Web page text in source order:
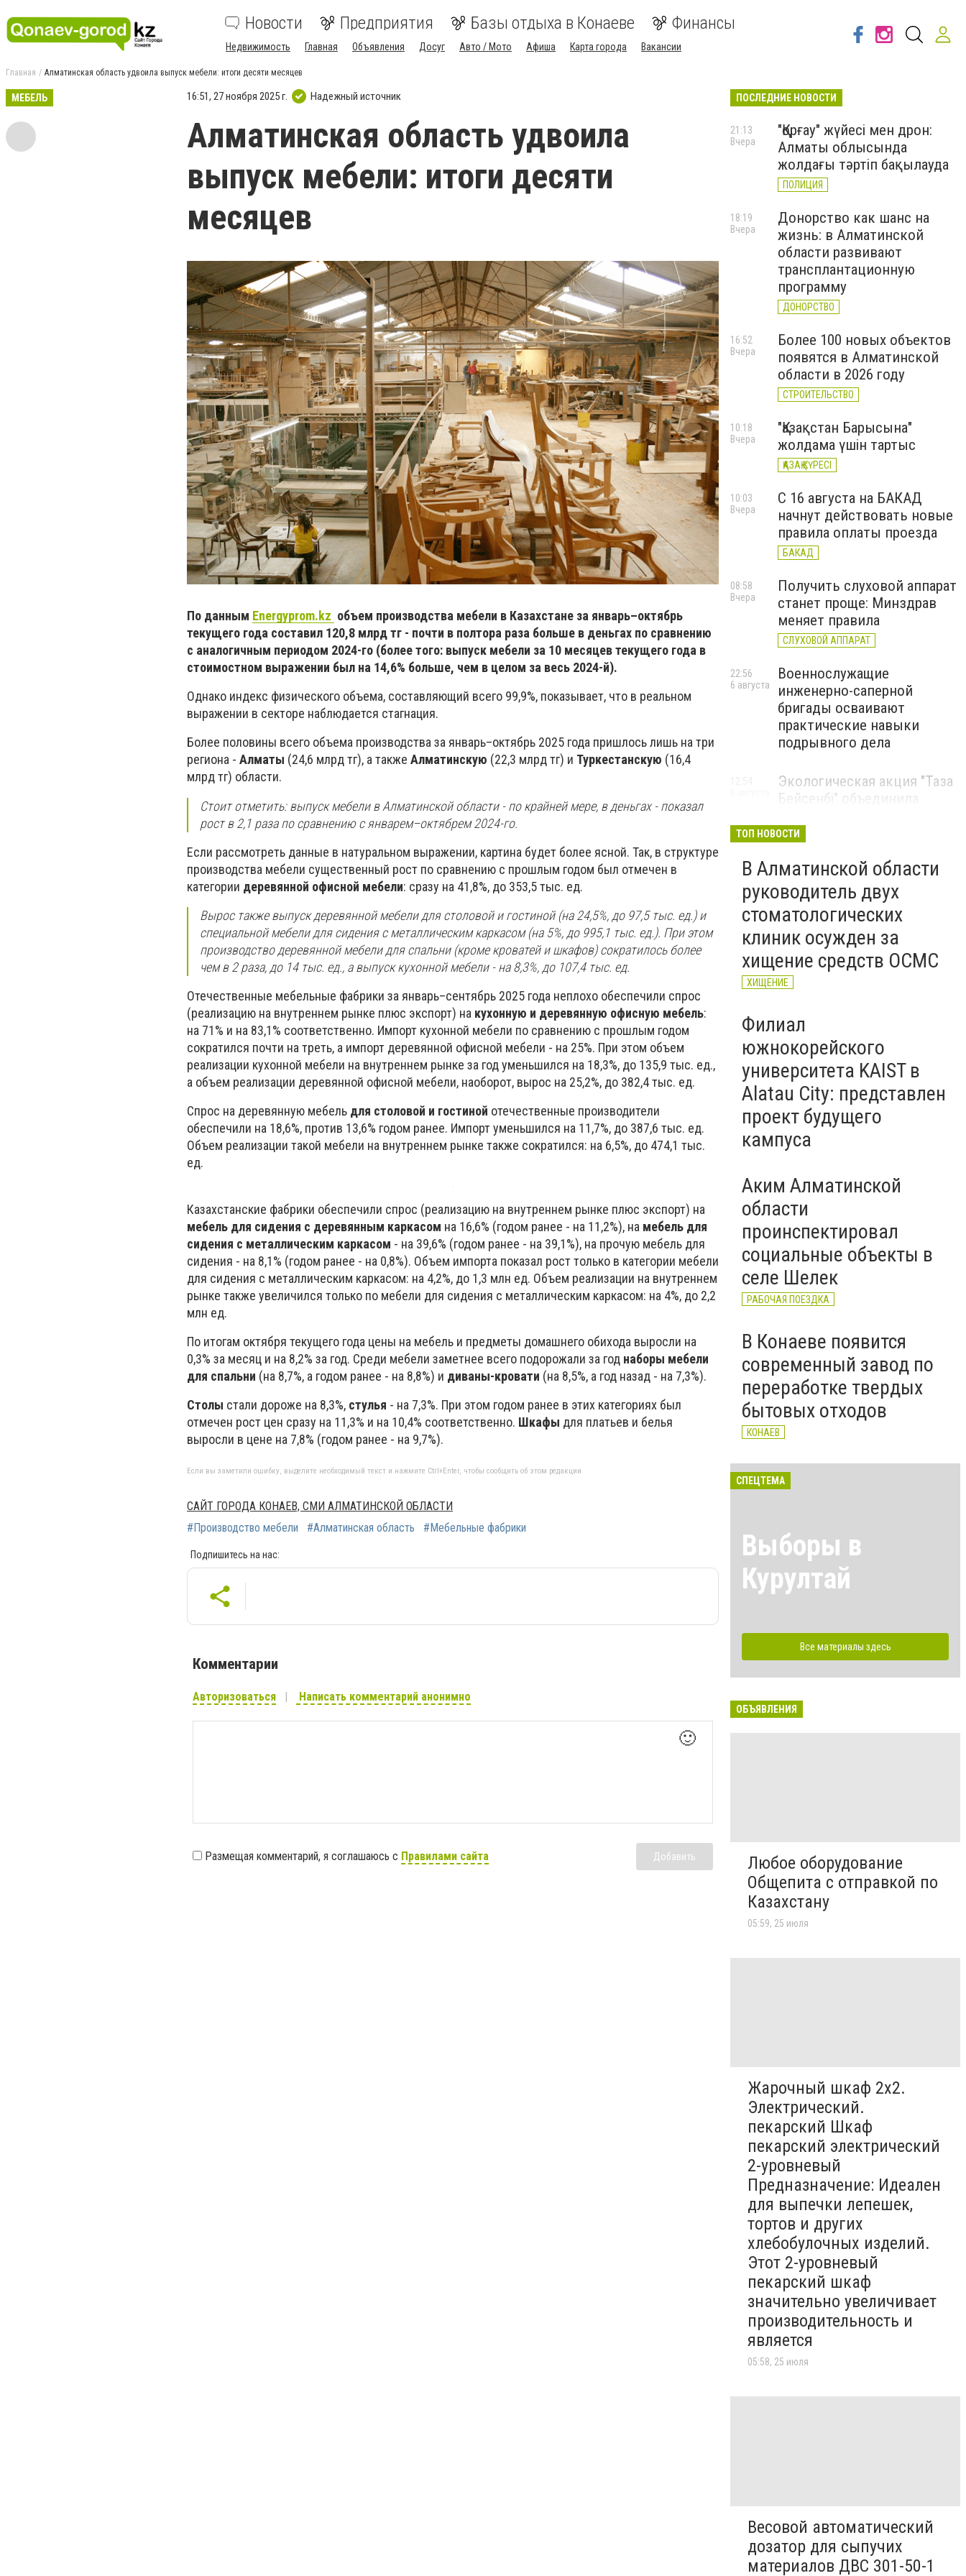
Новости Предприятия Базы отдыха в Конаеве Финансы
Недвижимость Главная Объявления Досуг Авто / Мото Афиша Карта города Вакансии
Главная Алматинская область удвоила выпуск мебели: итоги десяти месяцев
МЕБЕЛЬ 16:51, 27 ноября 2025 г. Надежный источник
Алматинская область удвоила
выпуск мебели: итоги десяти
месяцев
По данным Energyprom.kz объем производства мебели в Казахстане за январь–октябрь
текущего года составил 120,8 млрд тг - почти в полтора раза больше в деньгах по сравнению
с аналогичным периодом 2024-го (более того: выпуск мебели за 10 месяцев текущего года в
стоимостном выражении был на 14,6% больше, чем в целом за весь 2024-й).
Однако индекс физического объема, составляющий всего 99,9%, показывает, что в реальном
выражении в секторе наблюдается стагнация.
Более половины всего объема производства за январь–октябрь 2025 года пришлось лишь на три
региона - Алматы (24,6 млрд тг), а также Алматинскую (22,3 млрд тг) и Туркестанскую (16,4
млрд тг) области.
Стоит отметить: выпуск мебели в Алматинской области - по крайней мере, в деньгах - показал
рост в 2,1 раза по сравнению с январем–октябрем 2024-го.
Если рассмотреть данные в натуральном выражении, картина будет более ясной. Так, в структуре
производства мебели существенный рост по сравнению с прошлым годом был отмечен в
категории деревянной офисной мебели: сразу на 41,8%, до 353,5 тыс. ед.
Вырос также выпуск деревянной мебели для столовой и гостиной (на 24,5%, до 97,5 тыс. ед.) и
специальной мебели для сидения с металлическим каркасом (на 5%, до 995,1 тыс. ед.). При этом
производство деревянной мебели для спальни (кроме кроватей и шкафов) сократилось более
чем в 2 раза, до 14 тыс. ед., а выпуск кухонной мебели - на 8,3%, до 107,4 тыс. ед.
Отечественные мебельные фабрики за январь–сентябрь 2025 года неплохо обеспечили спрос
(реализацию на внутреннем рынке плюс экспорт) на кухонную и деревянную офисную мебель:
на 71% и на 83,1% соответственно. Импорт кухонной мебели по сравнению с прошлым годом
сократился почти на треть, а импорт деревянной офисной мебели - на 25%. При этом объем
реализации кухонной мебели на внутреннем рынке за год уменьшился на 18,3%, до 135,9 тыс. ед.,
а объем реализации деревянной офисной мебели, наоборот, вырос на 25,2%, до 382,4 тыс. ед.
Спрос на деревянную мебель для столовой и гостиной отечественные производители
обеспечили на 18,6%, против 13,6% годом ранее. Импорт уменьшился на 11,7%, до 387,6 тыс. ед.
Объем реализации такой мебели на внутреннем рынке также сократился: на 6,5%, до 474,1 тыс.
ед.
Казахстанские фабрики обеспечили спрос (реализацию на внутреннем рынке плюс экспорт) на
мебель для сидения с деревянным каркасом на 16,6% (годом ранее - на 11,2%), на мебель для
сидения с металлическим каркасом - на 39,6% (годом ранее - на 39,1%), на прочую мебель для
сидения - на 8,1% (годом ранее - на 0,8%). Объем импорта показал рост только в категории мебели
для сидения с металлическим каркасом: на 4,2%, до 1,3 млн ед. Объем реализации на внутреннем
рынке также увеличился только по мебели для сидения с металлическим каркасом: на 4%, до 2,2
млн ед.
По итогам октября текущего года цены на мебель и предметы домашнего обихода выросли на
0,3% за месяц и на 8,2% за год. Среди мебели заметнее всего подорожали за год наборы мебели
для спальни (на 8,7%, а годом ранее - на 8,8%) и диваны-кровати (на 8,5%, а год назад - на 7,3%).
Столы стали дороже на 8,3%, стулья - на 7,3%. При этом годом ранее в этих категориях был
отмечен рост цен сразу на 11,3% и на 10,4% соответственно. Шкафы для платьев и белья
выросли в цене на 7,8% (годом ранее - на 9,7%).
Если вы заметили ошибку, выделите необходимый текст и нажмите Ctrl+Enter, чтобы сообщить об этом редакции
САЙТ ГОРОДА КОНАЕВ, СМИ АЛМАТИНСКОЙ ОБЛАСТИ
#Производство мебели
#Алматинская область #Мебельные фабрики
Подпишитесь на нас:
Комментарии
Авторизоваться Написать комментарий анонимно
🙂
Размещая комментарий, я соглашаюсь с Правилами сайта Добавить
ПОСЛЕДНИЕ НОВОСТИ
"Қорғау" жүйесі мен дрон:
Алматы облысында
жолдағы тәртіп бақылауда
ПОЛИЦИЯ
21:13
Вчера
Донорство как шанс на
жизнь: в Алматинской
области развивают
трансплантационную
программу
ДОНОРСТВО
18:19
Вчера
Более 100 новых объектов
появятся в Алматинской
области в 2026 году
СТРОИТЕЛЬСТВО
16:52
Вчера
"Қазақстан Барысына"
жолдама үшін тартыс
ҚАЗАҚ КҮРЕСІ
10:18
Вчера
С 16 августа на БАКАД
начнут действовать новые
правила оплаты проезда
БАКАД
10:03
Вчера
Получить слуховой аппарат
станет проще: Минздрав
меняет правила
СЛУХОВОЙ АППАРАТ
08:58
Вчера
Военнослужащие
инженерно-саперной
бригады осваивают
практические навыки
подрывного дела
22:56
6 августа
Экологическая акция "Таза
Бейсенбі" объединила
Алматинской области
ТОП НОВОСТИ
В Алматинской области
руководитель двух
стоматологических
клиник осужден за
хищение средств ОСМС
ХИЩЕНИЕ
Филиал
южнокорейского
университета KAIST в
Alatau City: представлен
проект будущего
кампуса
Аким Алматинской
области
проинспектировал
социальные объекты в
селе Шелек
РАБОЧАЯ ПОЕЗДКА
В Конаеве появится
современный завод по
переработке твердых
бытовых отходов
КОНАЕВ
СПЕЦТЕМА
Выборы в
Курултай
Все материалы здесь
ОБЪЯВЛЕНИЯ
Любое оборудование
Общепита с отправкой по
Казахстану
05:59, 25 июля
Жарочный шкаф 2х2.
Электрический.
пекарский Шкаф
пекарский электрический
2-уровневый
Предназначение: Идеален
для выпечки лепешек,
тортов и других
хлебобулочных изделий.
Этот 2-уровневый
пекарский шкаф
значительно увеличивает
производительность и
является
05:58, 25 июля
Весовой автоматический
дозатор для сыпучих
материалов ДВС 301-50-1